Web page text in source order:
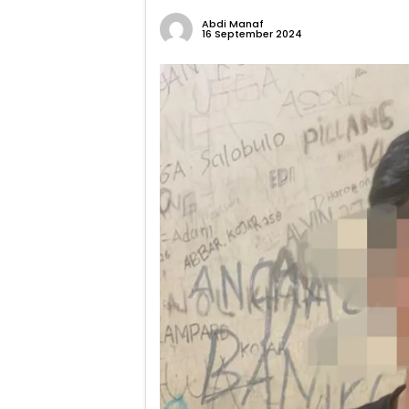
Abdi Manaf
16 September 2024